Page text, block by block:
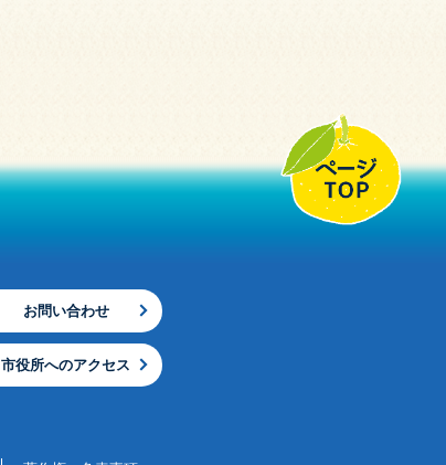
お問い合わせ
市役所へのアクセス